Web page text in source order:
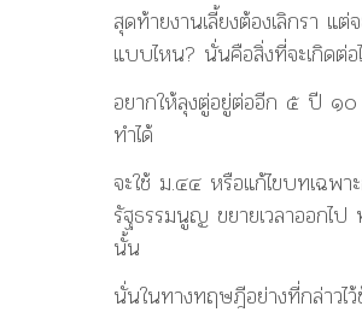
สุดท้ายงานเลี้ยงต้องเลิกรา แต่จ
แบบไหน? นั่นคือสิ่งที่จะเกิดต่อ
อยากให้ลุงตู่อยู่ต่ออีก ๕ ปี ๑
ทำได้
จะใช้ ม.๔๔ หรือแก้ไขบทเฉพา
รัฐธรรมนูญ ขยายเวลาออกไป
นั้น
นั่นในทางทฤษฎีอย่างที่กล่าวไ